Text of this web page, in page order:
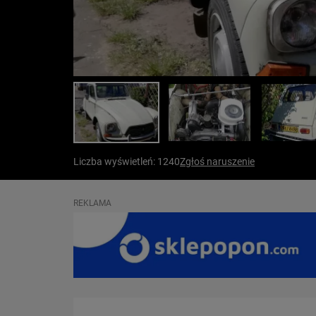
Liczba wyświetleń: 1240Zgłoś naruszenie
REKLAMA